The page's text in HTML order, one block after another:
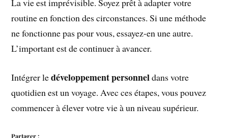
La vie est imprévisible. Soyez prêt à adapter votre
routine en fonction des circonstances. Si une méthode
ne fonctionne pas pour vous, essayez-en une autre.
L’important est de continuer à avancer.
Intégrer ledéveloppement personneldans votre
quotidien est un voyage. Avec ces étapes, vous pouvez
commencer à élever votre vie à un niveau supérieur.
Partager :